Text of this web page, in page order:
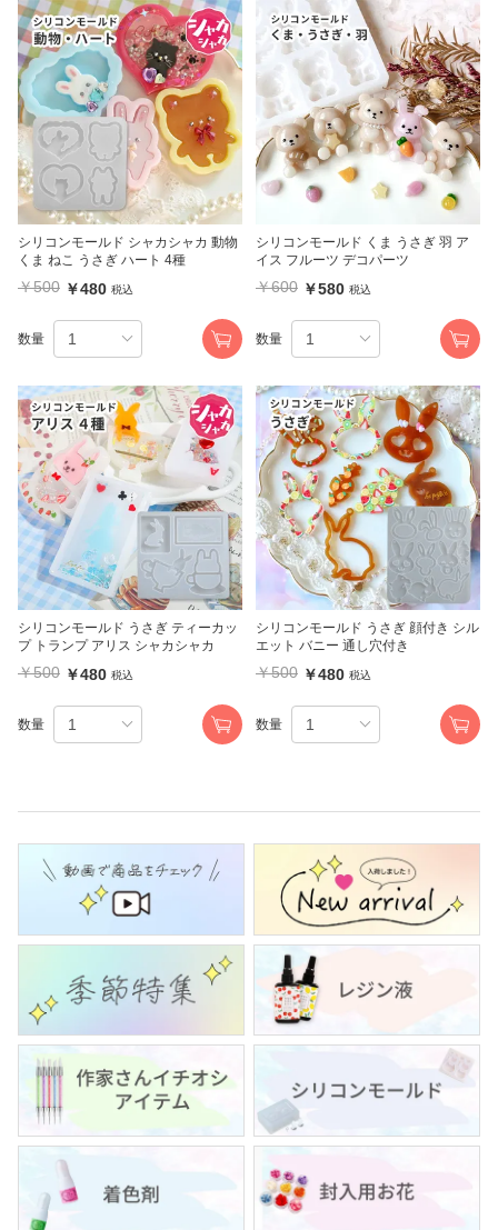
シリコンモールド シャカシャカ 動物
くま ねこ うさぎ ハート 4種
￥500 ￥480 税込
数量
シリコンモールド くま うさぎ 羽 ア
イス フルーツ デコパーツ
￥600 ￥580 税込
数量
シリコンモールド うさぎ ティーカッ
プ トランプ アリス シャカシャカ
￥500 ￥480 税込
数量
シリコンモールド うさぎ 顔付き シル
エット バニー 通し穴付き
￥500 ￥480 税込
数量